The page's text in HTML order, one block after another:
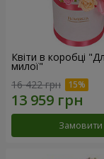
Квіти в коробці
милої"
16 422 грн
Замовити